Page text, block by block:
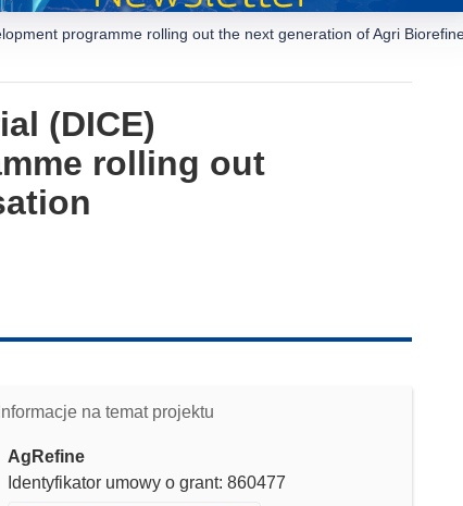
programme rolling out the next generation of Agri
(DICE)
rolling out
Informacje na temat projektu
AgRefine
Identyfikator umowy o grant: 860477